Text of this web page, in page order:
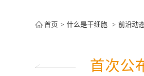
首页 什么是干细胞 前沿动
首次公